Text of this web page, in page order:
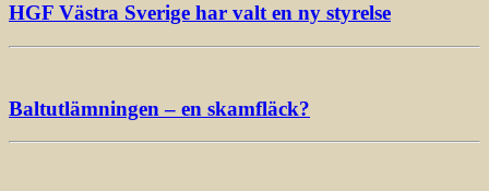
HGF Västra Sverige har valt en ny styrelse
Baltutlämningen – en skamfläck?